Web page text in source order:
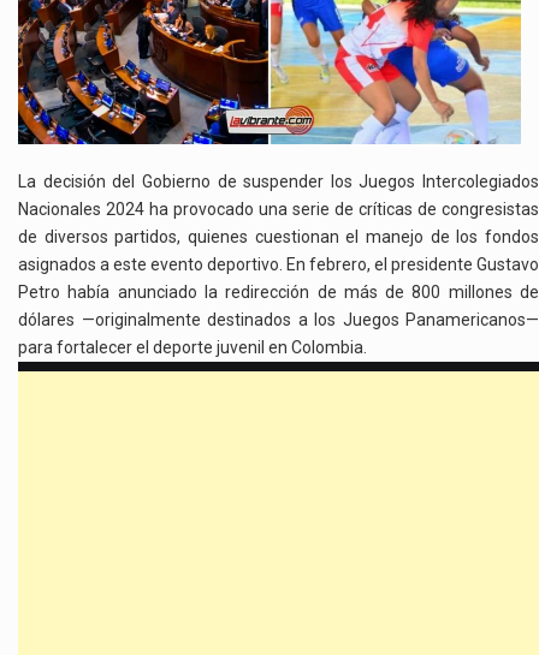
La decisión del Gobierno de suspender los Juegos Intercolegiados
Nacionales 2024 ha provocado una serie de críticas de congresistas
de diversos partidos, quienes cuestionan el manejo de los fondos
asignados a este evento deportivo. En febrero, el presidente Gustavo
Petro había anunciado la redirección de más de 800 millones de
dólares —originalmente destinados a los Juegos Panamericanos—
para fortalecer el deporte juvenil en Colombia.